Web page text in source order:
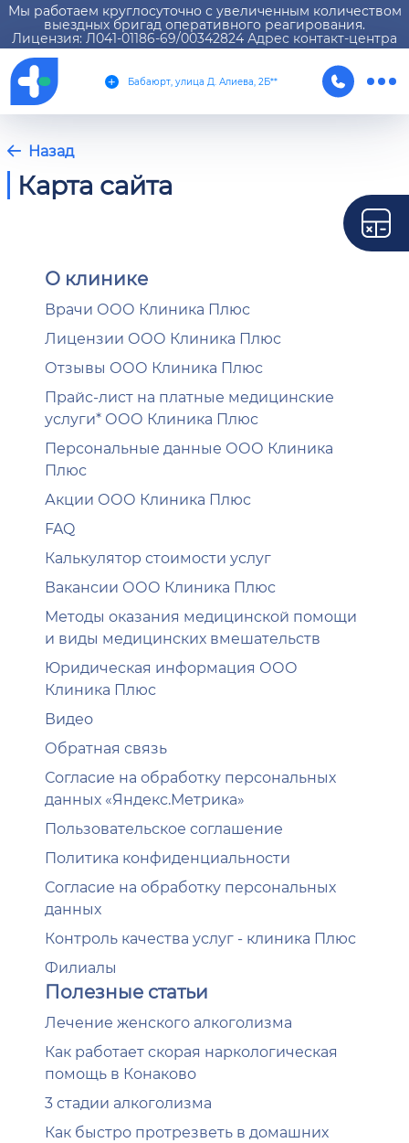
Мы работаем круглосуточно с увеличенным количеством
выездных бригад оперативного реагирования.
Лицензия: Л041-01186-69/00342824 Адрес контакт-центра
Бабаюрт, улица Д. Алиева, 2Б**
Назад
Карта сайта
О клинике
Врачи ООО Клиника Плюс
Лицензии ООО Клиника Плюс
Отзывы ООО Клиника Плюс
Прайс-лист на платные медицинские
услуги* ООО Клиника Плюс
Персональные данные ООО Клиника
Плюс
Акции ООО Клиника Плюс
FAQ
Калькулятор стоимости услуг
Вакансии ООО Клиника Плюс
Методы оказания медицинской помощи
и виды медицинских вмешательств
Юридическая информация ООО
Клиника Плюс
Видео
Обратная связь
Согласие на обработку персональных
данных «Яндекс.Метрика»
Пользовательское соглашение
Политика конфиденциальности
Согласие на обработку персональных
данных
Контроль качества услуг - клиника Плюс
Филиалы
Полезные статьи
Лечение женского алкоголизма
Как работает скорая наркологическая
помощь в Конаково
3 стадии алкоголизма
Как быстро протрезветь в домашних